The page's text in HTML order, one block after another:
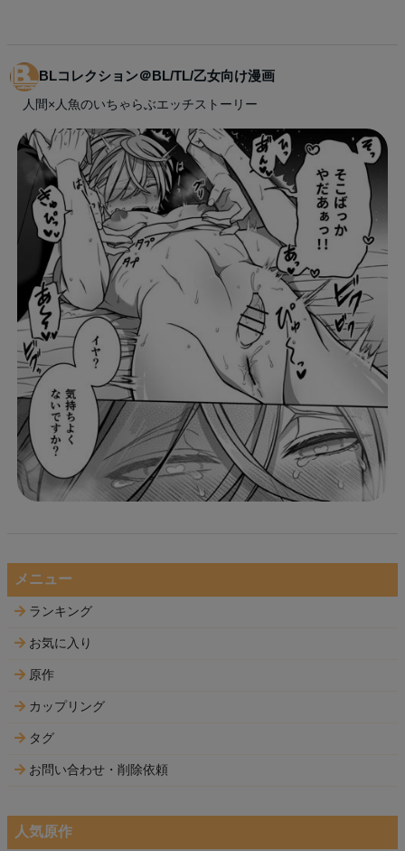
BLコレクション＠BL/TL/乙女向け漫画
人間×人魚のいちゃらぶエッチストーリー
メニュー
ランキング
お気に入り
原作
カップリング
タグ
お問い合わせ・削除依頼
人気原作